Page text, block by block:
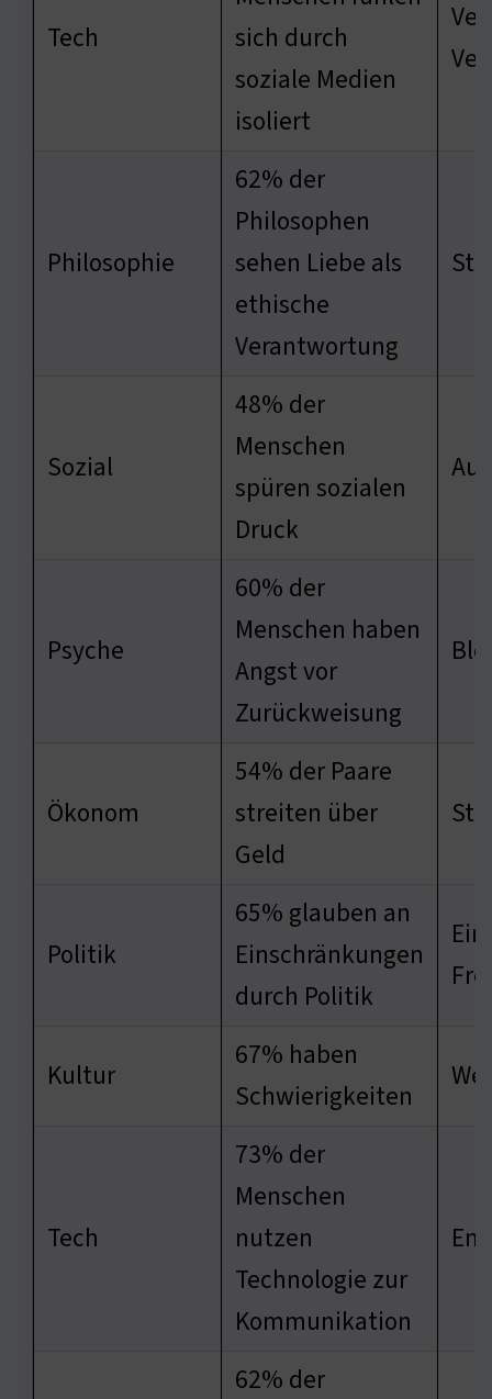
Tech
sich durch
soziale Medien
isoliert
Philosophie
62% der
Philosophen
sehen Liebe als
ethische
Verantwortung
Sozial
48% der
Menschen
spüren sozialen
Druck
Psyche
60% der
Menschen haben
Angst vor
Zurückweisung
Ökonom
54% der Paare
streiten über
Geld
Politik
65% glauben an
Einschränkungen
durch Politik
Kultur
67% haben
Schwierigkeiten
Tech
73% der
Menschen
nutzen
Technologie zur
Kommunikation
62% der